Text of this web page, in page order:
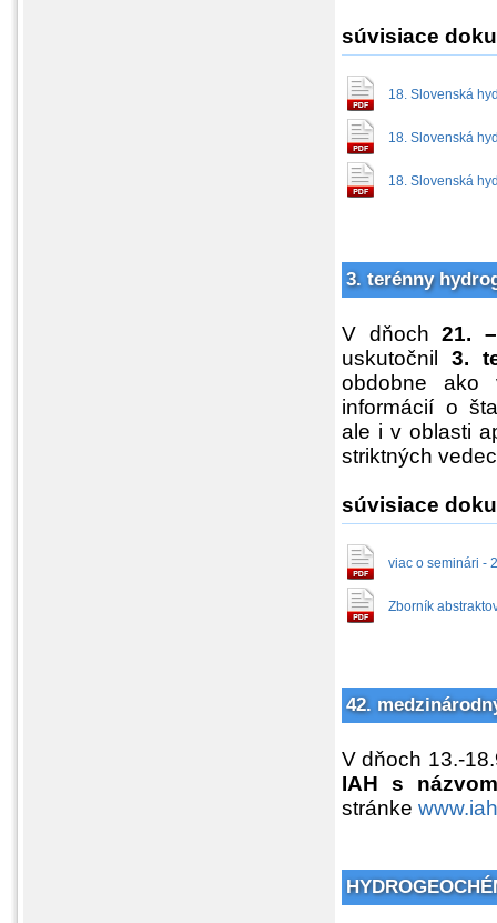
súvisiace
18. Slovenská
18. Slovenská
18. Slovenská
3. terénny
V dňoch21.
uskutočnil 3.
obdobne ako
informácií o
ale i v oblasti
striktných
súvisiace
viac o seminári -
Zborník
42.
V dňoch 13.-
IAH s
stránke